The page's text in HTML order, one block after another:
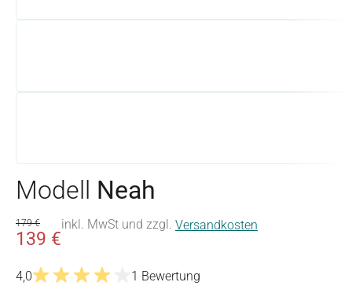
Modell Neah
139 €
179 € inkl. MwSt und zzgl. Versandkosten
4,0
1 Bewertung